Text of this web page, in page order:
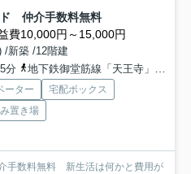
ド 仲介手数料無料
費10,000円～15,000円
/新築 /12階建
分
地下鉄御堂筋線「天王寺」駅 徒歩5分
ーター
宅配ボックス
置き場
手数料無料 新生活は何かと費用が